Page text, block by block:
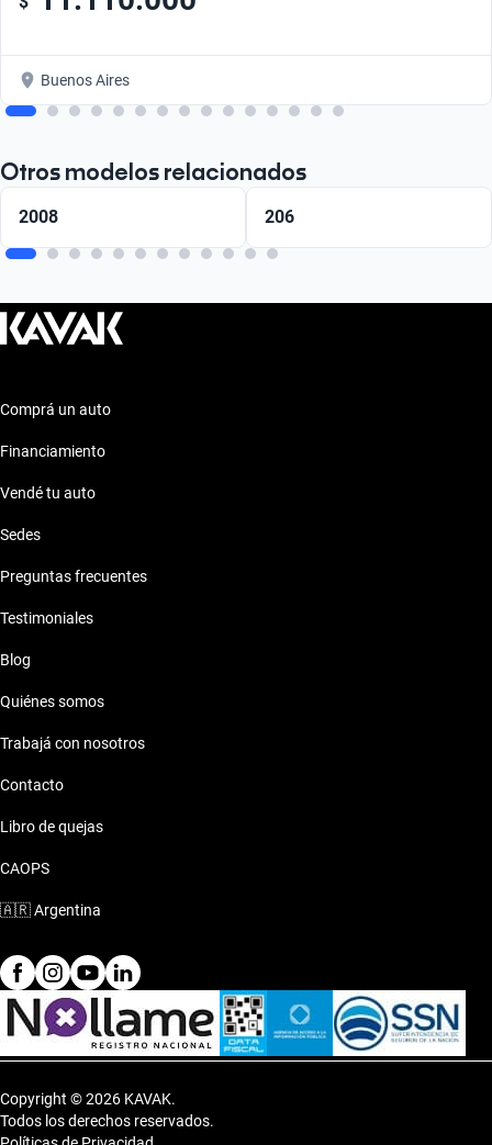
Buenos Aires
Otros modelos relacionados
2008 206
Comprá un auto
Financiamiento
Vendé tu auto
Sedes
Preguntas frecuentes
Testimoniales
Blog
Quiénes somos
Trabajá con nosotros
Contacto
Libro de quejas
CAOPS
🇦🇷Argentina
Copyright © 2026 KAVAK.
Todos los derechos reservados.